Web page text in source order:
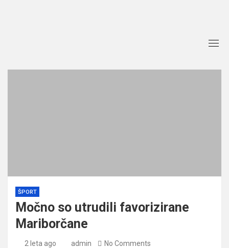
ŠPORT
Močno so utrudili favorizirane
Mariborčane
2 leta ago admin No Comments